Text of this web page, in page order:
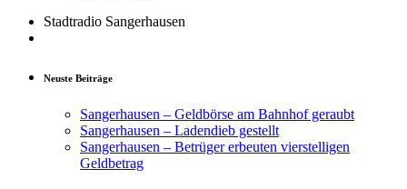
Stadtradio Sangerhausen
Neuste Beiträge
Sangerhausen – Geldbörse am Bahnhof geraubt
Sangerhausen – Ladendieb gestellt
Sangerhausen – Betrüger erbeuten vierstelligen
Geldbetrag